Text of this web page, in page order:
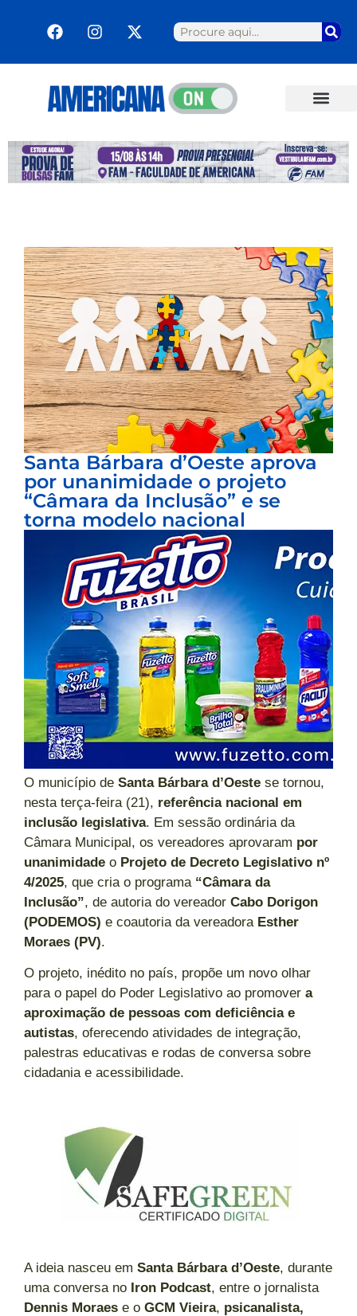
Santa Bárbara d’Oeste aprova
por unanimidade o projeto
“Câmara da Inclusão” e se
torna modelo nacional
O município de Santa Bárbara d’Oeste se tornou,
nesta terça-feira (21), referência nacional em
inclusão legislativa. Em sessão ordinária da
Câmara Municipal, os vereadores aprovaram por
unanimidade o Projeto de Decreto Legislativo nº
4/2025, que cria o programa “Câmara da
Inclusão”, de autoria do vereador Cabo Dorigon
(PODEMOS) e coautoria da vereadora Esther
Moraes (PV).
O projeto, inédito no país, propõe um novo olhar
para o papel do Poder Legislativo ao promover a
aproximação de pessoas com deficiência e
autistas, oferecendo atividades de integração,
palestras educativas e rodas de conversa sobre
cidadania e acessibilidade.
A ideia nasceu em Santa Bárbara d’Oeste, durante
uma conversa no Iron Podcast, entre o jornalista
Dennis Moraes e o GCM Vieira, psicanalista,